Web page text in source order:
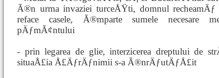
Ã®n urma invaziei turceÅŸti, domnul
reface casele, Ã®mparte sumele necesare
pÄƒmÃ¢ntului
- prin legarea de glie, interzicerea dreptului de
situaÅ£ia Å£ÄƒrÄƒnimii s-a Ã®nrÄƒutÄƒÅ£it